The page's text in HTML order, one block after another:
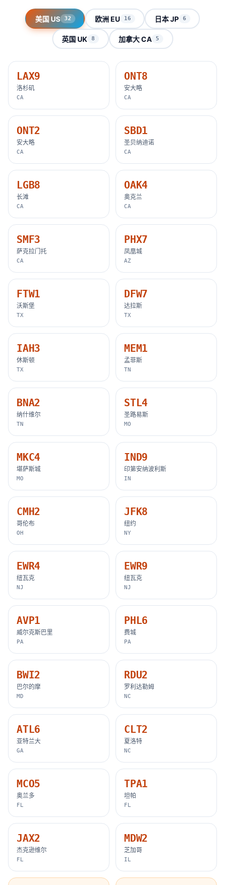
美国 US 32 欧洲 EU 16 日本 JP 6
英国 UK 8 加拿大 CA 5
LAX9
洛杉矶
CA
ONT8
安大略
CA
ONT2
安大略
CA
SBD1
圣贝纳迪诺
CA
LGB8
长滩
CA
OAK4
奥克兰
CA
SMF3
萨克拉门托
CA
PHX7
凤凰城
AZ
FTW1
沃斯堡
TX
DFW7
达拉斯
TX
IAH3
休斯顿
TX
MEM1
孟菲斯
TN
BNA2
纳什维尔
TN
STL4
圣路易斯
MO
MKC4
堪萨斯城
MO
IND9
印第安纳波利斯
IN
CMH2
哥伦布
OH
JFK8
纽约
NY
EWR4
纽瓦克
NJ
EWR9
纽瓦克
NJ
AVP1
威尔克斯巴里
PA
PHL6
费城
PA
BWI2
巴尔的摩
MD
RDU2
罗利达勒姆
NC
ATL6
亚特兰大
GA
CLT2
夏洛特
NC
MCO5
奥兰多
FL
TPA1
坦帕
FL
JAX2
杰克逊维尔
FL
MDW2
芝加哥
IL